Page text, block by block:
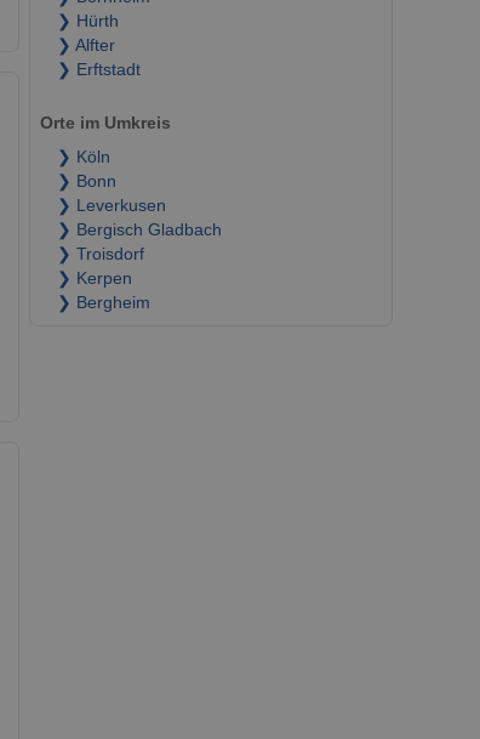
❯ Hürth
❯ Alfter
❯ Erftstadt
Orte im Umkreis
❯ Köln
❯ Bonn
❯ Leverkusen
❯ Bergisch Gladbach
❯ Troisdorf
❯ Kerpen
❯ Bergheim